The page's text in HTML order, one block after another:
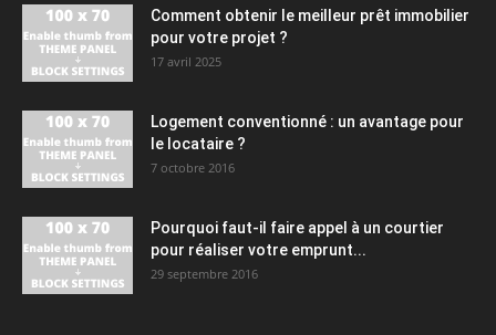
Comment obtenir le meilleur prêt immobilier
pour votre projet ?
17 avril 2025
Logement conventionné : un avantage pour
le locataire ?
7 octobre 2016
Pourquoi faut-il faire appel à un courtier
pour réaliser votre emprunt...
29 septembre 2016